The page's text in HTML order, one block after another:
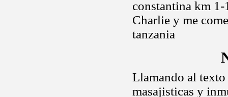
constantina km
Charlie y me
tanzania
Llamando al texto
masajisticas y